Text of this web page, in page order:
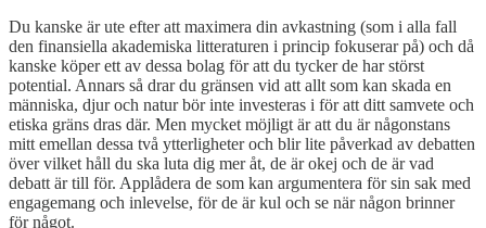
Du kanske är ute efter att maximera din avkastning (som i alla fall
den finansiella akademiska litteraturen i princip fokuserar på) och då
kanske köper ett av dessa bolag för att du tycker de har störst
potential. Annars så drar du gränsen vid att allt som kan skada en
människa, djur och natur bör inte investeras i för att ditt samvete och
etiska gräns dras där. Men mycket möjligt är att du är någonstans
mitt emellan dessa två ytterligheter och blir lite påverkad av debatten
över vilket håll du ska luta dig mer åt, de är okej och de är vad
debatt är till för. Applådera de som kan argumentera för sin sak med
engagemang och inlevelse, för de är kul och se när någon brinner
för något.